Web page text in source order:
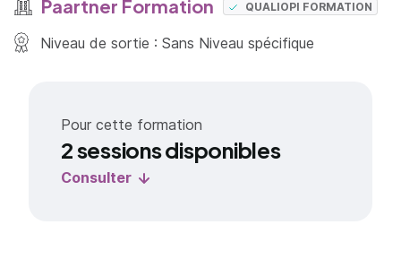
Paartner Formation QUALIOPI FORMATION
Niveau de sortie : Sans Niveau spécifique
Pour cette formation
2 sessions disponibles
Consulter